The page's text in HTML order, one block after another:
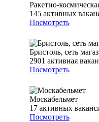
Ракетно-
145 активных
Посмотреть
Бристоль, сеть
2901 активная
Посмотреть
Москабельмет
17 активных
Посмотреть